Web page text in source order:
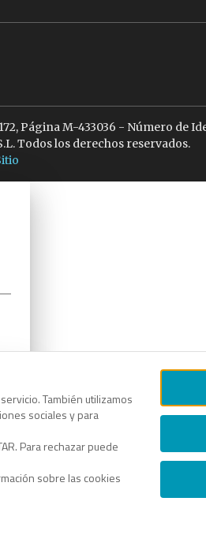
También utilizamos
sociales y para
Para rechazar puede
sobre las cookies
Página M-433036 - Número de
Todos los derechos reservados.